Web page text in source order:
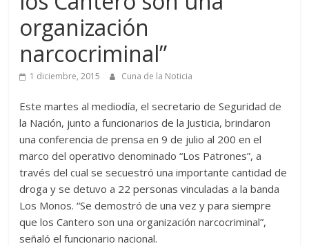
organización
narcocriminal”
1 diciembre, 2015 Cuna de la Noticia
Este martes al mediodía, el secretario de Seguridad de
la Nación, junto a funcionarios de la Justicia, brindaron
una conferencia de prensa en 9 de julio al 200 en el
marco del operativo denominado “Los Patrones”, a
través del cual se secuestró una importante cantidad de
droga y se detuvo a 22 personas vinculadas a la banda
Los Monos. “Se demostró de una vez y para siempre
que los Cantero son una organización narcocriminal”,
señaló el funcionario nacional.